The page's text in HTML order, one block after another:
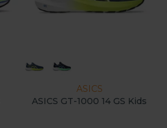
ASICS
ASICS GT-1000 14 GS Kids